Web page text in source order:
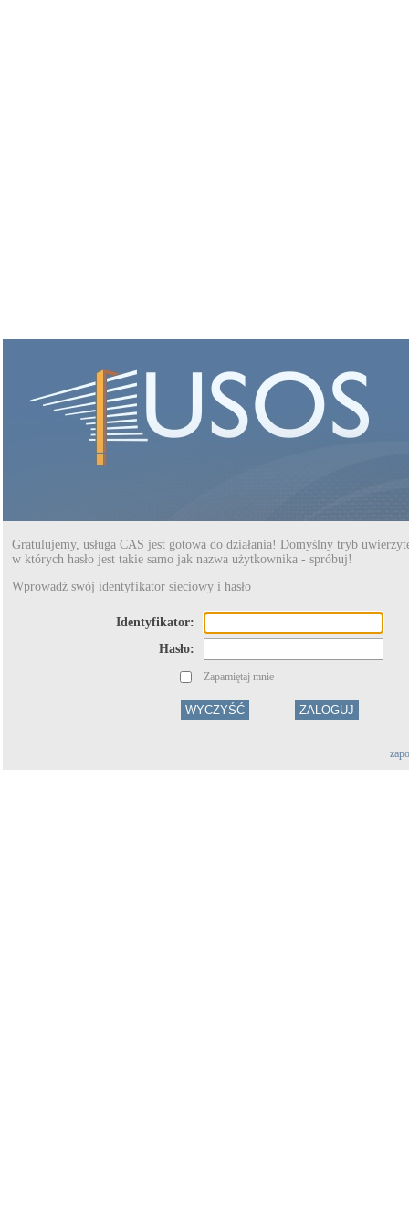
Gratulujemy, usługa CAS jest gotowa do działania! Domyślny tryb
w których hasło jest takie samo jak nazwa użytkownika - spróbuj!
Wprowadź swój identyfikator sieciowy i hasło
Identyfikator:
Hasło:
Zapamiętaj mnie